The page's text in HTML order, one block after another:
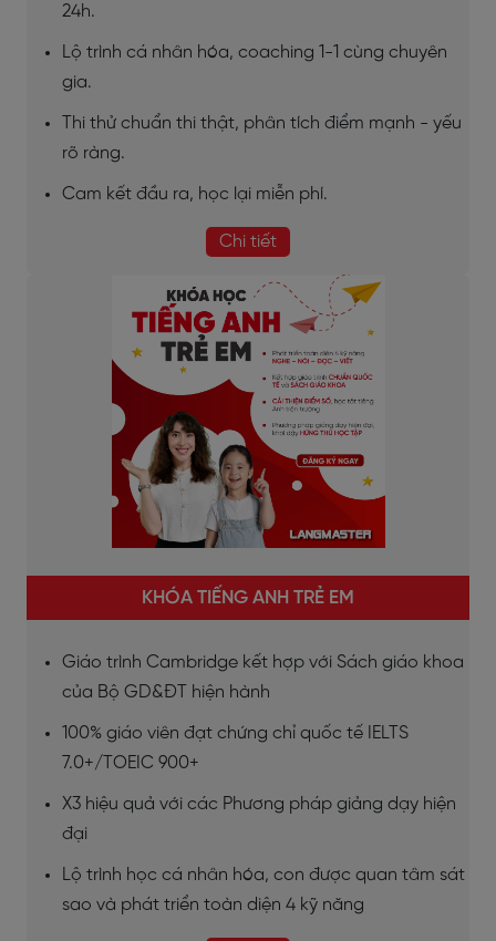
24h.
Lộ trình cá nhân hóa, coaching 1-1 cùng chuyên
gia.
Thi thử chuẩn thi thật, phân tích điểm mạnh - yếu
rõ ràng.
Cam kết đầu ra, học lại miễn phí.
Chi tiết
KHÓA TIẾNG ANH TRẺ EM
Giáo trình Cambridge kết hợp với Sách giáo khoa
của Bộ GD&ĐT hiện hành
100% giáo viên đạt chứng chỉ quốc tế IELTS
7.0+/TOEIC 900+
X3 hiệu quả với các Phương pháp giảng dạy hiện
đại
Lộ trình học cá nhân hóa, con được quan tâm sát
sao và phát triển toàn diện 4 kỹ năng